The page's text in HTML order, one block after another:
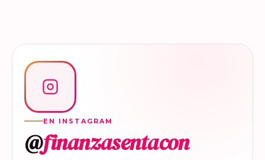
EN INSTAGRAM
@finanzasentacon